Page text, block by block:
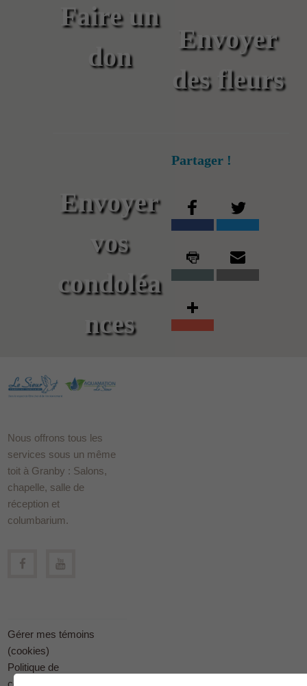
Faire un
don
Envoyer
des fleurs
Envoyer
vos
condoléa
nces
Partager !
Nous offrons tous les
services sous un même
toit à Granby : Salons,
chapelle, salle de
réception et
columbarium.
Gérer mes témoins
(cookies)
Politique de
confidentialité en